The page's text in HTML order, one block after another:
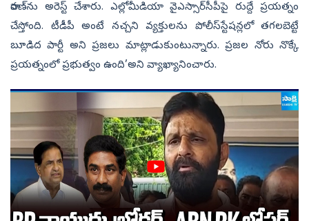
రావణ్‌ను అరెస్ట్‌ చేశారు. ఎల్లోమీడియా వైఎస్సార్‌సీపీపై రుద్దే ప్రయత్నం
చేస్తోంది. టీడీపీ అంటే నచ్చని వ్యక్తులను పోలీస్‌స్టేషన్లలో తగలబెట్టే
బూడిద పార్టీ అని ప్రజలు మాట్లాడుకుంటున్నారు. ప్రజల నోరు నొక్కే
ప్రయత్నంలో ప్రభుత్వం ఉంది’అని వ్యాఖ్యానించారు.